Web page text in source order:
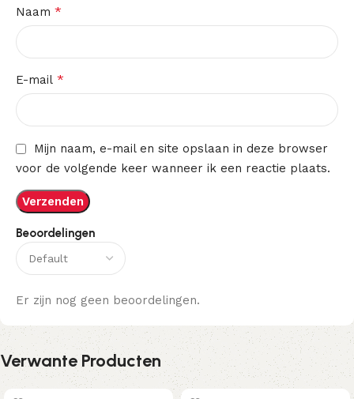
Beoordelingen
Er zijn nog geen beoordelingen.
Naam *
E-mail *
Mijn naam, e-mail en site opslaan in deze browser
voor de volgende keer wanneer ik een reactie plaats.
Verwante Producten